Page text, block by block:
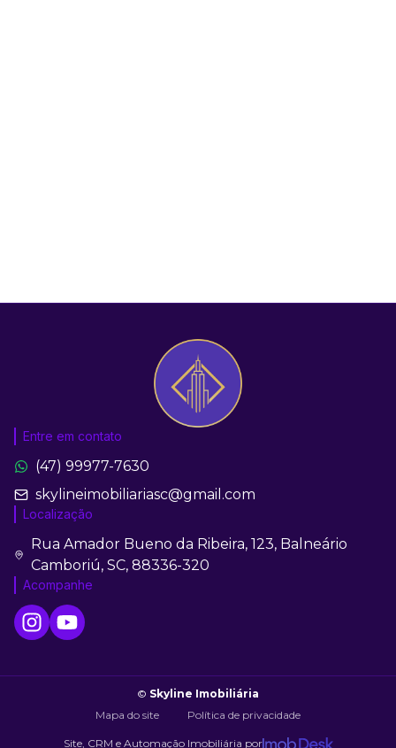
Entre em contato
(47) 99977-7630
skylineimobiliariasc@gmail.com
Localização
Rua Amador Bueno da Ribeira, 123, Balneário
Camboriú, SC, 88336-320
Acompanhe
© Skyline Imobiliária
Mapa do site
Política de privacidade
Site, CRM e Automação Imobiliária por